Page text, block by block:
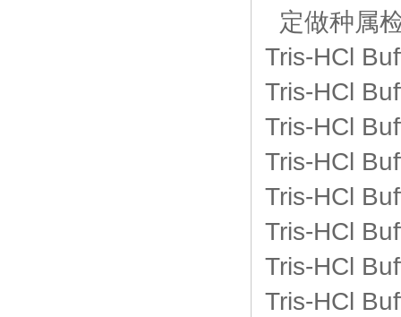
定做种属
Tris-HCl
Tris-HCl
Tris-HCl
Tris-HCl
Tris-HCl
Tris-HCl
Tris-HCl
Tris-HCl